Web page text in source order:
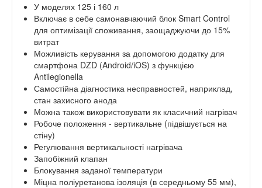
У моделях 125 і 160 л
Включає в себе самонавчаючий блок Smart Control
для оптимізації споживання, заощаджуючи до 15%
витрат
Можливість керування за допомогою додатку для
смартфона DZD (Android/iOS) з функцією
Antilegionella
Самостійна діагностика несправностей, наприклад,
стан захисного анода
Можна також використовувати як класичний нагрівач
Робоче положення - вертикальне (підвішується на
стіну)
Регулювання вертикальності нагрівача
Запобіжний клапан
Блокування заданої температури
Міцна поліуретанова ізоляція (в середньому 55 мм),